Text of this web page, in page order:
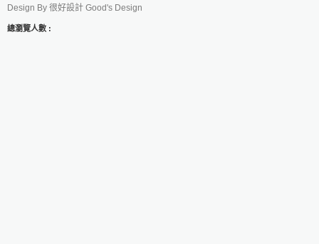
Design By 很好設計 Good's Design
總瀏覽人數 :